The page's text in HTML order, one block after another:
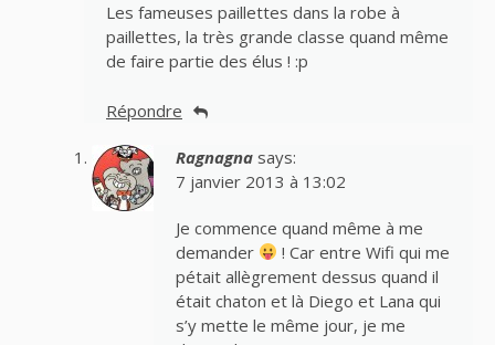
Les fameuses paillettes dans la robe à
paillettes, la très grande classe quand même
de faire partie des élus ! :p
Répondre
Ragnagna says:
7 janvier 2013 à 13:02
Je commence quand même à me
demander
! Car entre Wifi qui me
pétait allègrement dessus quand il
était chaton et là Diego et Lana qui
s’y mette le même jour, je me